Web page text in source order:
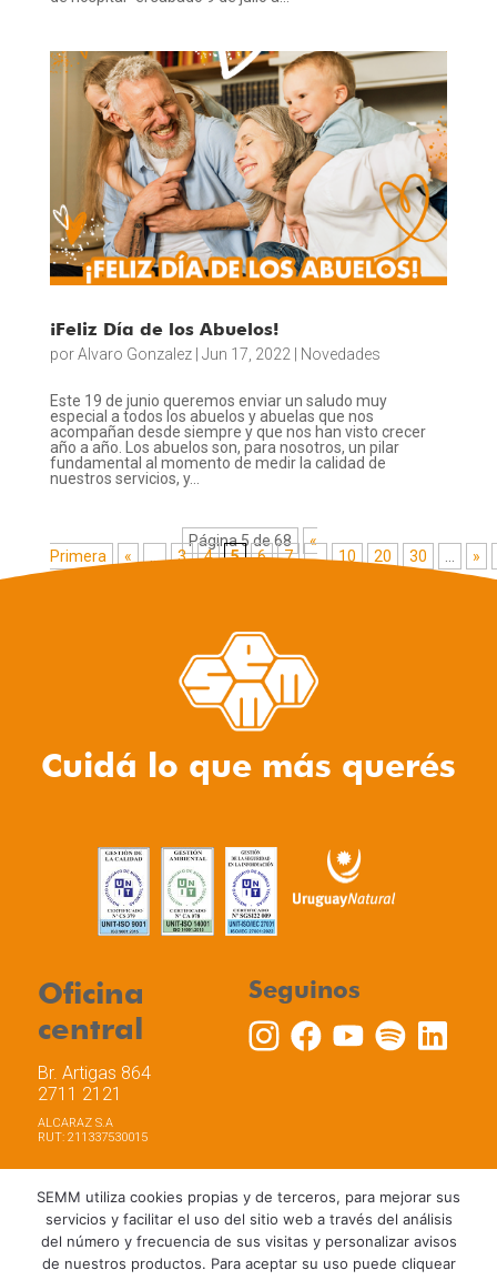
¡Feliz Día de los Abuelos!
porAlvaro Gonzalez| Jun 17, 2022 Novedades
Este 19 de junio queremos enviar un saludo muy
especial a todos los abuelos y abuelas que nos
acompañan desde siempre y que nos han visto crecer
año a año. Los abuelos son, para nosotros, un pilar
fundamental al momento de medir la calidad de
nuestros servicios, y...
Página 5 de 68
«
Primera
« ... 3 4 5 6 7 ... 10 20 30
»
Cuidá lo que más querés
Oficina
central
Br. Artigas 864
2711 2121
ALCARAZ S.A
RUT: 211337530015
Seguinos
Trabaja con nosotros
Política de privacidad
Términos y Condiciones de Uso
Política de Cookies
SEMM utiliza cookies propias y de terceros, para mejorar sus
servicios y facilitar el uso del sitio web a través del análisis
del número y frecuencia de sus visitas y personalizar avisos
de nuestros productos. Para aceptar su uso puede cliquear